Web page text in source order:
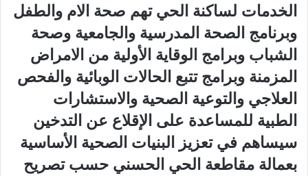
الخدمات لساكنة الحي تهم صحة الام والطفل
وبرنامج الصحة المدرسية والجامعية وصحة
الشباب وبرامج الوقاية الأولية من الامراض
المزمنة وبرامج تتبع الحالات الوبائية والفحص
العلاجي والتوعية الصحية والاستشارات
الطبية للمساعدة على الإقلاع عن التدخين
سيساهم في تعزيز البنيات الصحية الأساسية
بعمالة مقاطعة الحي الحسني حسب تصريح